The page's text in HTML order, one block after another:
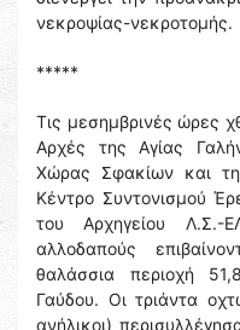
νεκροψίας-νεκροτομής.
*****
Τις μεσημβρινές ώρες
Αρχές της Αγίας
Χώρας Σφακίων και
Κέντρο Συντονισμού
του Αρχηγείου
αλλοδαπούς
θαλάσσια περιοχή
Γαύδου. Οι τριάντα
ανήλικοι)